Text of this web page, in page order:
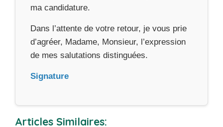
ma candidature.
Dans l’attente de votre retour, je vous prie
d’agréer, Madame, Monsieur, l’expression
de mes salutations distinguées.
Signature
Articles Similaires: